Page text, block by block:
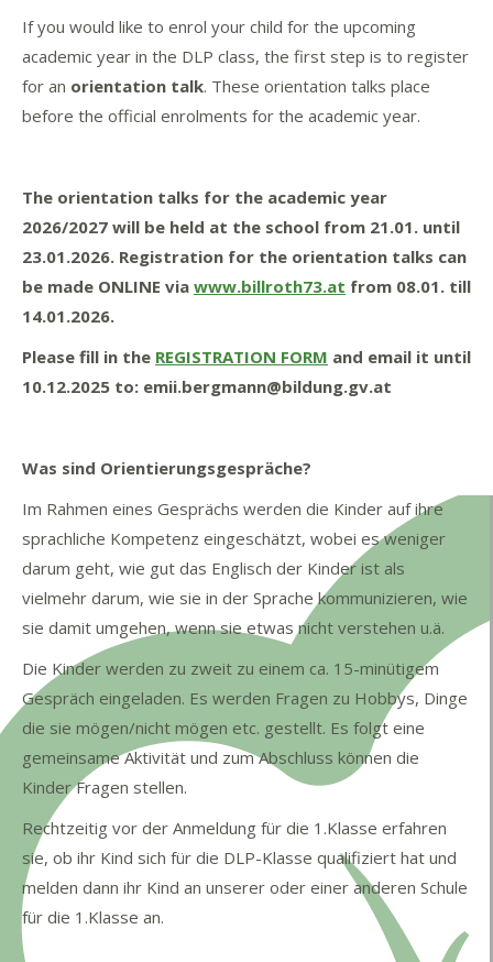
If you would like to enrol your child for the upcoming
academic year in the DLP class, the first step is to register
for an orientation talk. These orientation talks place
before the official enrolments for the academic year.
The orientation talks for the academic year
2026/2027 will be held at the school from 21.01. until
23.01.2026. Registration for the orientation talks can
be made ONLINE via www.billroth73.at from 08.01. till
14.01.2026.
Please fill in the REGISTRATION FORM and email it until
10.12.2025 to: emii.bergmann@bildung.gv.at
Was sind Orientierungsgespräche?
Im Rahmen eines Gesprächs werden die Kinder auf ihre
sprachliche Kompetenz eingeschätzt, wobei es weniger
darum geht, wie gut das Englisch der Kinder ist als
vielmehr darum, wie sie in der Sprache kommunizieren, wie
sie damit umgehen, wenn sie etwas nicht verstehen u.ä.
Die Kinder werden zu zweit zu einem ca. 15-minütigem
Gespräch eingeladen. Es werden Fragen zu Hobbys, Dinge
die sie mögen/nicht mögen etc. gestellt. Es folgt eine
gemeinsame Aktivität und zum Abschluss können die
Kinder Fragen stellen.
Rechtzeitig vor der Anmeldung für die 1.Klasse erfahren
sie, ob ihr Kind sich für die DLP-Klasse qualifiziert hat und
melden dann ihr Kind an unserer oder einer anderen Schule
für die 1.Klasse an.